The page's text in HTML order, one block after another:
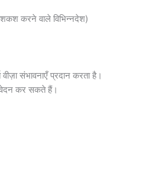
करने वाले विभिन्नदेश)
संभावनाएँ प्रदान करता है।
कर सकते हैं।